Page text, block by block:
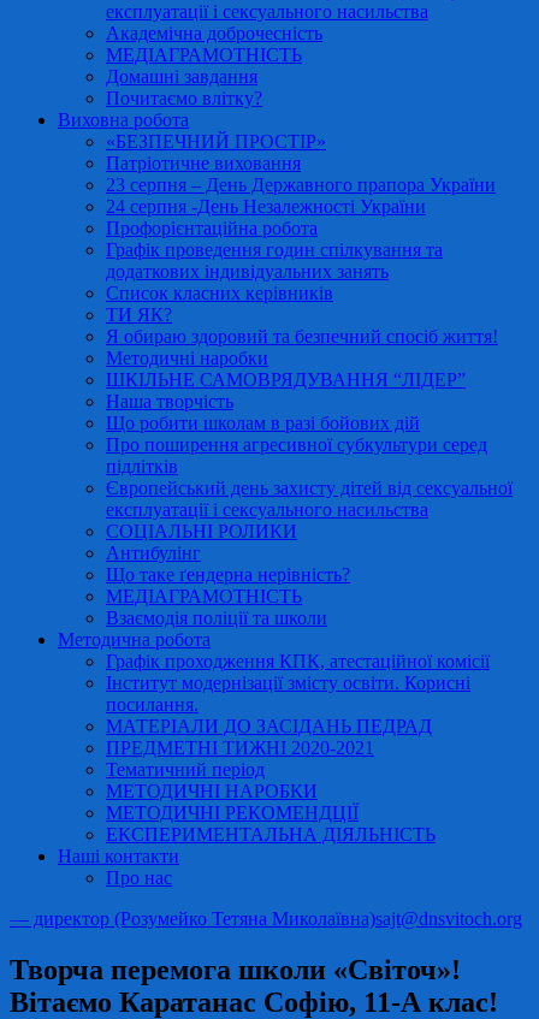
експлуатації і сексуального насильства
Академічна доброчесність
МЕДІАГРАМОТНІСТЬ
Домашні завдання
Почитаємо влітку?
Виховна робота
«БЕЗПЕЧНИЙ ПРОСТІР»
Патріотичне виховання
23 серпня – День Державного прапора України
24 серпня -День Незалежності України
Профорієнтаційна робота
Графік проведення годин спілкування та
додаткових індивідуальних занять
Список класних керівників
ТИ ЯК?
Я обираю здоровий та безпечний спосіб життя!
Методичні наробки
ШКІЛЬНЕ САМОВРЯДУВАННЯ “ЛІДЕР”
Наша творчість
Що робити школам в разі бойових дій
Про поширення агресивної субкультури серед
підлітків
Європейський день захисту дітей від сексуальної
експлуатації і сексуального насильства
СОЦІАЛЬНІ РОЛИКИ
Антибулінг
Що таке ґендерна нерівність?
МЕДІАГРАМОТНІСТЬ
Взаємодія поліції та школи
Методична робота
Графік проходження КПК, атестаційної комісії
Інститут модернізації змісту освіти. Корисні
посилання.
МАТЕРІАЛИ ДО ЗАСІДАНЬ ПЕДРАД
ПРЕДМЕТНІ ТИЖНІ 2020-2021
Тематичний період
МЕТОДИЧНІ НАРОБКИ
МЕТОДИЧНІ РЕКОМЕНДЦІЇ
ЕКСПЕРИМЕНТАЛЬНА ДІЯЛЬНІСТЬ
Наші контакти
Про нас
— директор (Розумейко Тетяна Миколаївна)sajt@dnsvitoch.org
Творча перемога школи «Світоч»!
Вітаємо Каратанас Софію, 11-А клас!